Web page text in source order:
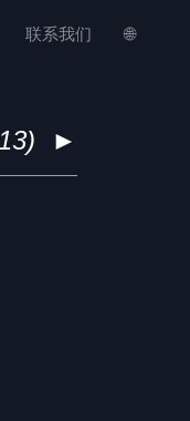
联系我们 🌐
►